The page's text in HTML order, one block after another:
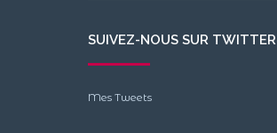
SUIVEZ-NOUS SUR TWITTER
Mes Tweets